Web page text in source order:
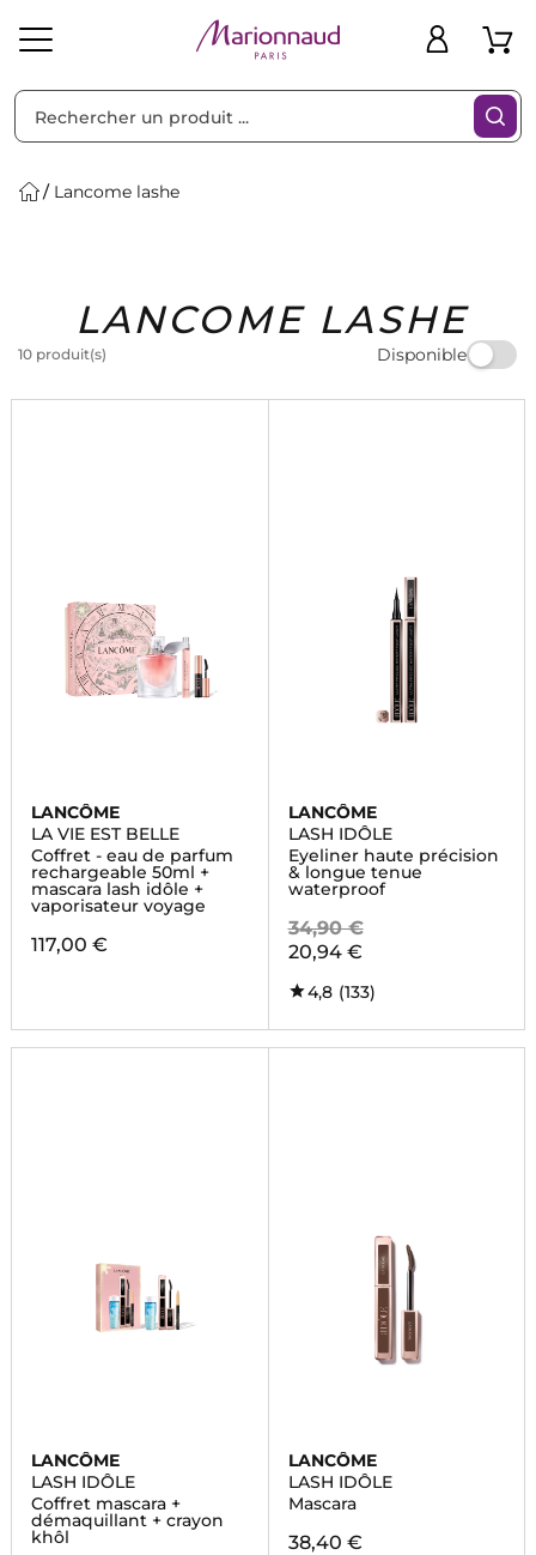
Solaire Homme Marques Idées
Cadeaux
Bons
Plans
Lancome lashe
LANCOME LASHE
10 produit(s) Disponible
Filtres
LANCÔME
LA VIE EST BELLE
Coffret - eau de parfum
rechargeable 50ml +
mascara lash idôle +
vaporisateur voyage
117,00 €
LANCÔME
LASH IDÔLE
Eyeliner haute précision
& longue tenue
waterproof
34,90 €
20,94 €
4,8 (133)
LANCÔME
LASH IDÔLE
Coffret mascara +
démaquillant + crayon
khôl
LANCÔME
LASH IDÔLE
Mascara
38,40 €